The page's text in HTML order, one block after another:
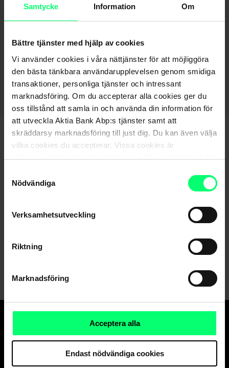
Samtycke Information Om
Bättre tjänster med hjälp av cookies
Vi använder cookies i våra nättjänster för att möjliggöra
den bästa tänkbara användarupplevelsen genom smidiga
transaktioner, personliga tjänster och intressant
marknadsföring. Om du accepterar alla cookies ger du
oss tillstånd att samla in och använda din information för
att utveckla Aktia Bank Abp:s tjänster samt att
skräddarsy marknadsföring till just dig. Du kan även välja
vilka cookies du accepterar. Vissa cookies är
obligatoriska för att säkerställa en pålitlig och säker drift
Nödvändiga
Verksamhetsutveckling
Riktning
Marknadsföring
Acceptera alla
Endast nödvändiga cookies
Web Services-avtal för en person under
Gå tillbaka till sidan – Betalningsrörelse och nätfakturering
Skicka ett meddelande till oss via nätbanken
Den goda banken.
Och suveräna
kapitalförvaltaren.